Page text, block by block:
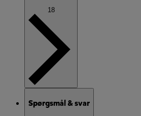
18
Spørgsmål & svar